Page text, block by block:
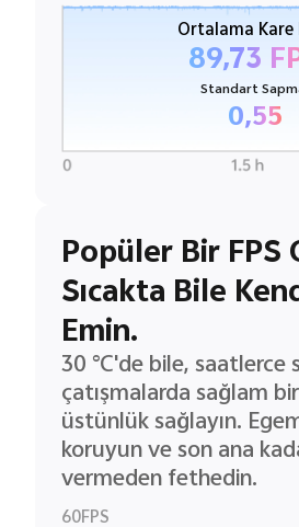
Ortalama Kare
89,73
Standart
0,55
Popüler Bir FPS
Sıcakta Bile
Emin.
30 °C'de bile, saatlerce
çatışmalarda sağlam
üstünlük sağlayın.
koruyun ve son ana
vermeden fethedin.
60FPS